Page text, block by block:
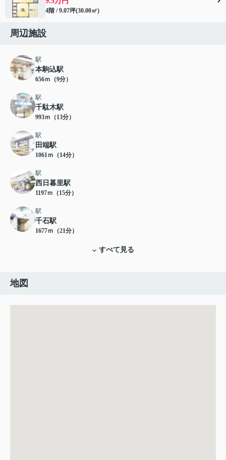
4階 / 9.07坪(30.00㎡)
周辺施設
駅
本駒込駅
656ｍ（9分）
駅
千駄木駅
993ｍ（13分）
駅
田端駅
1061ｍ（14分）
駅
西日暮里駅
1197ｍ（15分）
駅
千石駅
1677ｍ（21分）
すべて見る
地図